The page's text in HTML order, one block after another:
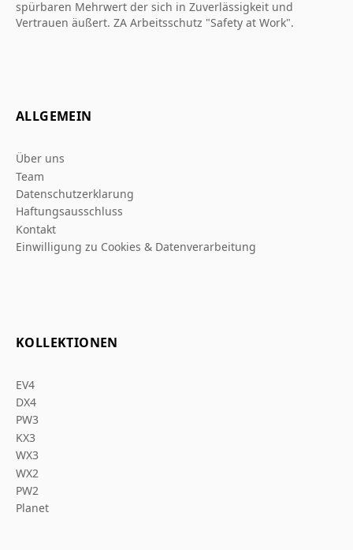
spürbaren Mehrwert der sich in Zuverlässigkeit und
Vertrauen äußert. ZA Arbeitsschutz "Safety at Work".
ALLGEMEIN
Über uns
Team
Datenschutzerklarung
Haftungsausschluss
Kontakt
Einwilligung zu Cookies & Datenverarbeitung
KOLLEKTIONEN
EV4
DX4
PW3
KX3
WX3
WX2
PW2
Planet